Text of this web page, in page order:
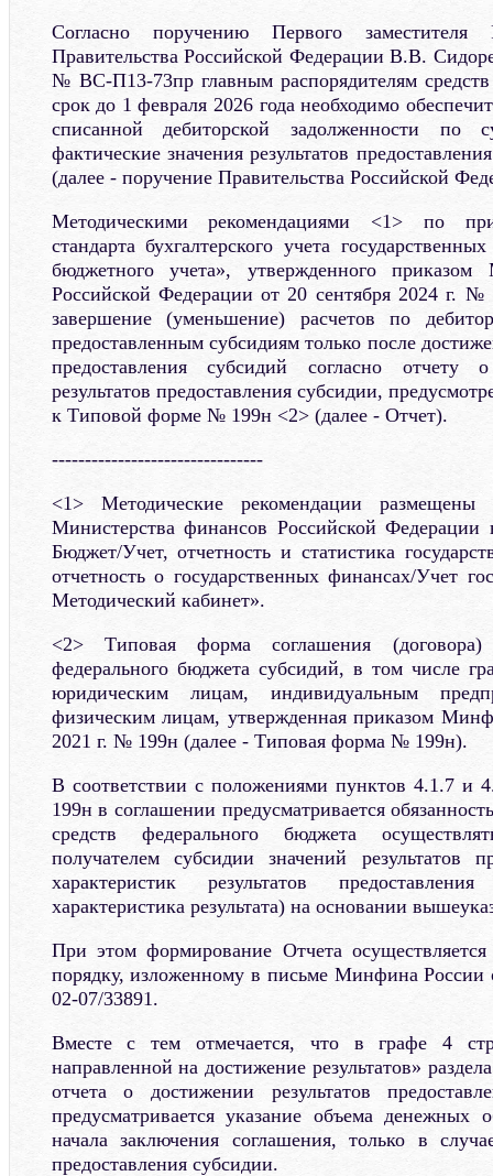
Согласно поручению Первого заместителя
Правительства Российской Федерации В.В.
№ ВС-П13-73пр главным распорядителям
срок до 1 февраля 2026 года необходимо
списанной дебиторской задолженности по
фактические значения результатов
(далее - поручение Правительства Российской
Методическими рекомендациями <1> по
стандарта бухгалтерского учета
бюджетного учета», утвержденного приказом
Российской Федерации от 20 сентября 2024 г. №
завершение (уменьшение) расчетов по
предоставленным субсидиям только после
предоставления субсидий согласно отчету
результатов предоставления субсидии,
к Типовой форме № 199н <2> (далее - Отчет).
--------------------------------
<1> Методические рекомендации
Министерства финансов Российской Федерации
Бюджет/Учет, отчетность и статистика
отчетность о государственных финансах/Учет
Методический кабинет».
<2> Типовая форма соглашения
федерального бюджета субсидий, в том числе
юридическим лицам, индивидуальным
физическим лицам, утвержденная приказом
2021 г. № 199н (далее - Типовая форма № 199н).
В соответствии с положениями пунктов 4.1.7
199н в соглашении предусматривается
средств федерального бюджета
получателем субсидии значений результатов
характеристик результатов
характеристика результата) на основании
При этом формирование Отчета
порядку, изложенному в письме Минфина России
02-07/33891.
Вместе с тем отмечается, что в графе 4
направленной на достижение результатов»
отчета о достижении результатов
предусматривается указание объема денежных
начала заключения соглашения, только в
предоставления субсидии.